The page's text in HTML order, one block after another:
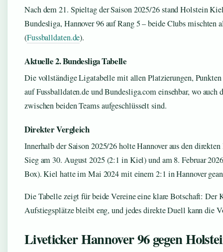
Nach dem 21. Spieltag der Saison 2025/26 stand Holstein
Bundesliga, Hannover 96 auf Rang 5 – beide Clubs mischten
(Fussballdaten.de).
Aktuelle 2. Bundesliga Tabelle
Die vollständige Ligatabelle mit allen Platzierungen,
auf Fussballdaten.de und Bundesliga.com einsehbar, wo
zwischen beiden Teams aufgeschlüsselt sind.
Direkter Vergleich
Innerhalb der Saison 2025/26 holte Hannover aus den
Sieg am 30. August 2025 (2:1 in Kiel) und am 8. Februar
Box). Kiel hatte im Mai 2024 mit einem 2:1 in Hannover
Die Tabelle zeigt für beide Vereine eine klare Botschaft: Der
Aufstiegsplätze bleibt eng, und jedes direkte Duell kann die
Liveticker Hannover 96 gegen